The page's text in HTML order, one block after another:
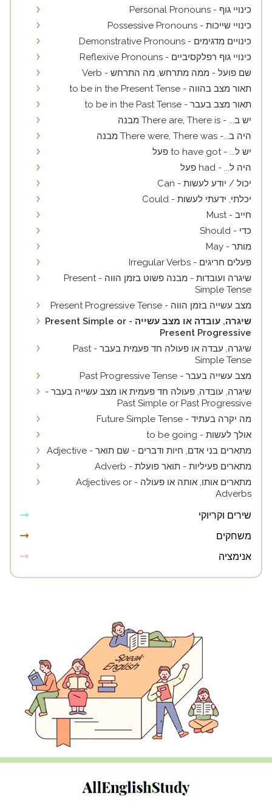
כינויי גוף - Personal Pronouns
כינויי שייכות - Possessive Pronouns
כינויים מדגימים - Demonstrative Pronouns
כינויי גוף רפלקסיביים - Reflexive Pronouns
שם פועל - ממה מתרחש, מה התרחש - Verb
תאור מצב בהווה - to be in the Present Tense
תאור מצב בעבר - to be in the Past Tense
יש ב... - There are, There is מבנה
היה ב...- There were, There was מבנה
יש ל... - to have got פעל
היה ל... - had פעל
יכול / יודע לעשות - Can
יכלתי, ידעתי לעשות - Could
חייב - Must
כדי - Should
מותר - May
פעלים חריגים - Irregular Verbs
שיגרה ועובדות - מבנה פשוט בזמן הווה - Present
Simple Tense
מצב עשייה בזמן הווה - Present Progressive Tense
שיגרה, עובדה או מצב עשייה - Present Simple or
Present Progressive
שיגרה, עבדה או פעולה חד פעמית בעבר - Past
Simple Tense
מצב עשייה בעבר - Past Progressive Tense
שיגרה, עובדה, פעולה חד פעמית או מצב עשייה בעבר -
Past Simple or Past Progressive
מה יקרה בעתיד - Future Simple Tense
אולך לעשות - to be going
מתארים בני אדם, חיות ודברים - שם תואר - Adjective
מתארים פעיליות - תואר פועלת - Adverb
מתארים אותו, אותה או פעולה - Adjectives or
Adverbs
שירים וקריוקי
משחקים
אנימציה